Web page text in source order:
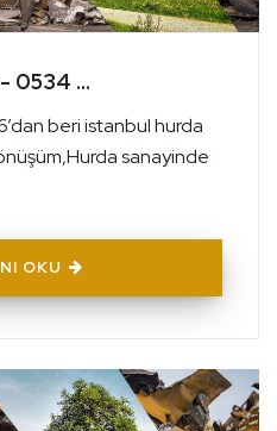
0534 ...
beri istanbul hurda
sanayinde
OKU